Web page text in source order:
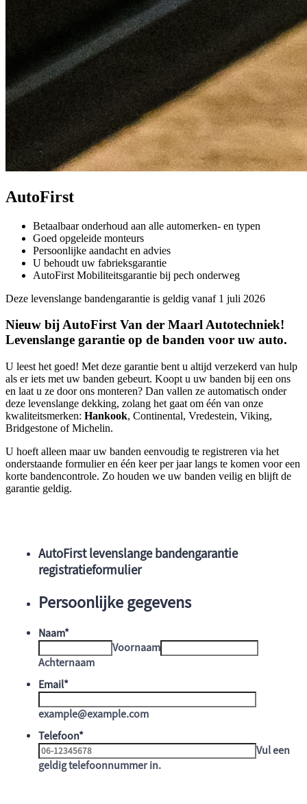
AutoFirst
Betaalbaar onderhoud aan alle automerken- en typen
Goed opgeleide monteurs
Persoonlijke aandacht en advies
U behoudt uw fabrieksgarantie
AutoFirst Mobiliteitsgarantie bij pech onderweg
Deze levenslange bandengarantie is geldig vanaf 1 juli 2026
Nieuw bij AutoFirst Van der Maarl Autotechniek!
Levenslange garantie op de banden voor uw auto.
U leest het goed! Met deze garantie bent u altijd verzekerd van hulp
als er iets met uw banden gebeurt. Koopt u uw banden bij een ons
en laat u ze door ons monteren? Dan vallen ze automatisch onder
deze levenslange dekking, zolang het gaat om één van onze
kwaliteitsmerken: Hankook, Continental, Vredestein, Viking,
Bridgestone of Michelin.
U hoeft alleen maar uw banden eenvoudig te registreren via het
onderstaande formulier en één keer per jaar langs te komen voor een
korte bandencontrole. Zo houden we uw banden veilig en blijft de
garantie geldig.